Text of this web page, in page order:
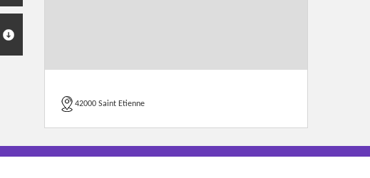
42000 Saint Etienne